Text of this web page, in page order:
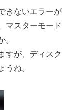
きないエラーが
マスターモード
。
すが、ディスク
うね。